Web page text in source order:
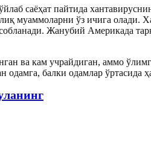
саёҳат пайтида
муаммоларни ўз ичига олади.
Жанубий Америкада
ва кам учрайдиган, аммо
одамга, балки одамлар